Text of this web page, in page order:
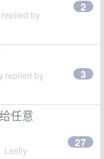
by
2
replied by 3
任意
Lastly
27